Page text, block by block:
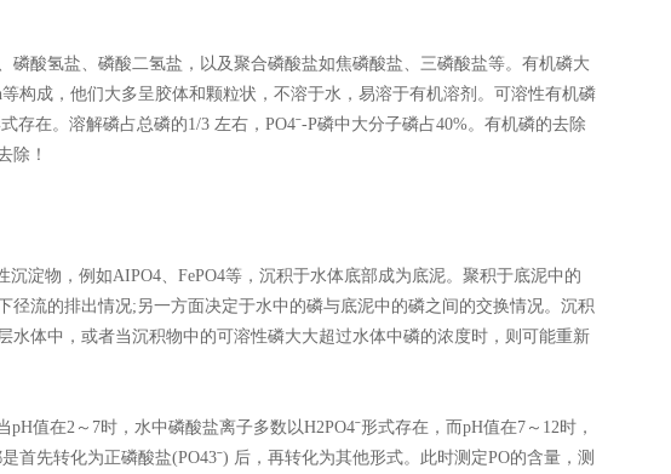
酸氢盐、磷酸二氢盐，以及聚合磷酸盐如焦磷酸盐、三磷酸盐等。有机磷大
构成，他们大多呈胶体和颗粒状，不溶于水，易溶于有机溶剂。可溶性有机磷
在。溶解磷占总磷的1/3 左右，PO4ˉ-P磷中大分子磷占40%。有机磷的去除
除！
淀物，例如AIPO4、FePO4等，沉积于水体底部成为底泥。聚积于底泥中的
流的排出情况;另一方面决定于水中的磷与底泥中的磷之间的交换情况。沉积
体中，或者当沉积物中的可溶性磷大大超过水体中磷的浓度时，则可能重新
值在2～7时，水中磷酸盐离子多数以H2PO4ˉ形式存在，而pH值在7～12时，
首先转化为正磷酸盐(PO43ˉ) 后，再转化为其他形式。此时测定PO的含量，测